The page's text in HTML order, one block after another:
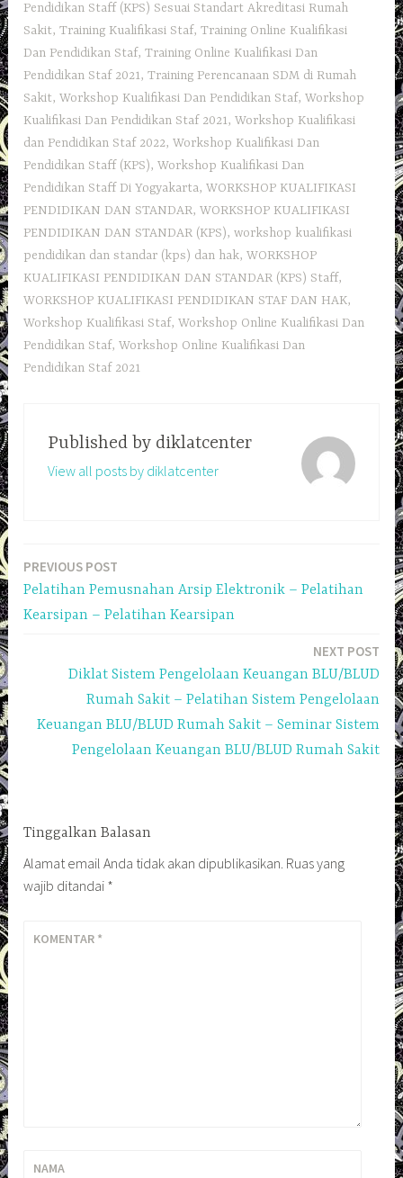
Pendidikan Staff (KPS) Sesuai Standart Akreditasi Rumah
Sakit,Training Kualifikasi Staf,Training Online Kualifikasi
Dan Pendidikan Staf,Training Online Kualifikasi Dan
Pendidikan Staf 2021,Training Perencanaan SDM di Rumah
Sakit,Workshop Kualifikasi Dan Pendidikan Staf,Workshop
Kualifikasi Dan Pendidikan Staf 2021,Workshop Kualifikasi
dan Pendidikan Staf 2022,Workshop Kualifikasi Dan
Pendidikan Staff (KPS),Workshop Kualifikasi Dan
Pendidikan Staff Di Yogyakarta,WORKSHOP KUALIFIKASI
PENDIDIKAN DAN STANDAR,WORKSHOP KUALIFIKASI
PENDIDIKAN DAN STANDAR (KPS),workshop kualifikasi
pendidikan dan standar (kps) dan hak,WORKSHOP
KUALIFIKASI PENDIDIKAN DAN STANDAR (KPS) Staff,
WORKSHOP KUALIFIKASI PENDIDIKAN STAF DAN HAK,
Workshop Kualifikasi Staf,Workshop Online Kualifikasi Dan
Pendidikan Staf,Workshop Online Kualifikasi Dan
Pendidikan Staf 2021
Published by diklatcenter
View all posts by diklatcenter
Navigasi
PREVIOUS POST
Pelatihan Pemusnahan Arsip Elektronik – Pelatihan
Kearsipan – Pelatihan Kearsipan
NEXT POST
Diklat Sistem Pengelolaan Keuangan BLU/BLUD
Rumah Sakit – Pelatihan Sistem Pengelolaan
Keuangan BLU/BLUD Rumah Sakit – Seminar Sistem
Pengelolaan Keuangan BLU/BLUD Rumah Sakit
Tinggalkan Balasan
Alamat email Anda tidak akan dipublikasikan. Ruas yang
wajib ditandai *
KOMENTAR *
NAMA